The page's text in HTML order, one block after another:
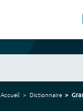
Accueil Dictionnaire